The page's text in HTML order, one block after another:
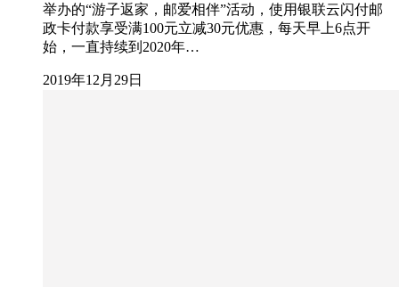
举办的“游子返家，邮爱相伴”活动，使用银联云闪付邮
政卡付款享受满100元立减30元优惠，每天早上6点开
始，一直持续到2020年…
2019年12月29日